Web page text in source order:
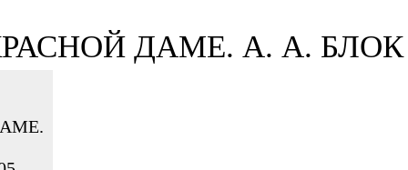
ДАМЕ. А. А. БЛОК